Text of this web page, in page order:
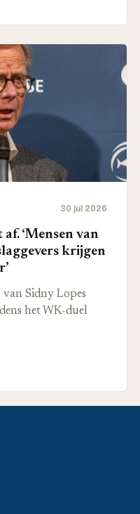
30 jul 2026
‘Mensen van
krijgen
Sidny Lopes
het WK-duel